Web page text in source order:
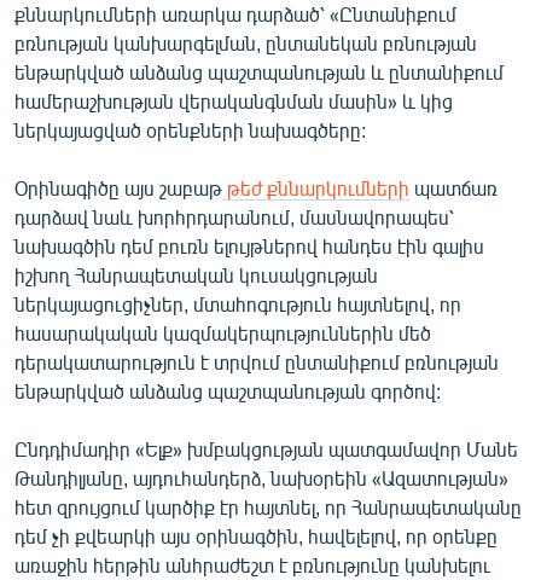
ԲԱՆԱՎԵՃ
ՁԳՏԵԼՈՎ ԼԱՎԱԳՈՒՅՆԻՆ
ՓՈԴՔԱՍԹ
English
Русский
ՀԵՏԵՎԵՔ ՄԵԶ
«Ազատության» բոլոր կայքերը
քննարկումների առարկա դարձած՝ «Ընտանիքում
բռնության կանխարգելման, ընտանեկան բռնության
ենթարկված անձանց պաշտպանության և ընտանիքում
համերաշխության վերականգնման մասին» և կից
ներկայացված օրենքների նախագծերը:
Օրինագիծը այս շաբաթ թեժ քննարկումների պատճառ
դարձավ նաև խորհրդարանում, մասնավորապես՝
նախագծին դեմ բուռն ելույթներով հանդես էին գալիս
իշխող Հանրապետական կուսակցության
ներկայացուցիչներ, մտահոգություն հայտնելով, որ
հասարակական կազմակերպություններին մեծ
դերակատարություն է տրվում ընտանիքում բռնության
ենթարկված անձանց պաշտպանության գործով:
Ընդդիմադիր «Ելք» խմբակցության պատգամավոր Մանե
Թանդիլյանը, այդուհանդերձ, նախօրեին «Ազատության»
հետ զրույցում կարծիք էր հայտնել, որ Հանրապետականը
դեմ չի քվեարկի այս օրինագծին, հավելելով, որ օրենքը
առաջին հերթին անհրաժեշտ է բռնությունը կանխելու